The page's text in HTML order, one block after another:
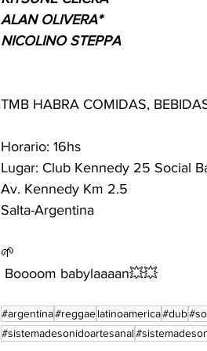
ALAN OLIVERA*
NICOLINO STEPPA
TMB HABRA COMIDAS,
Horario: 16hs
Lugar: Club Kennedy 25 Social
Av. Kennedy Km 2.5
Salta-Argentina
🌱
Boooom babylaaaan💥💥
#argentina#reggaelatinoamerica#dub
#sistemadesonidoartesanal